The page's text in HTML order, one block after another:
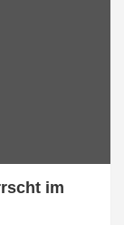
im